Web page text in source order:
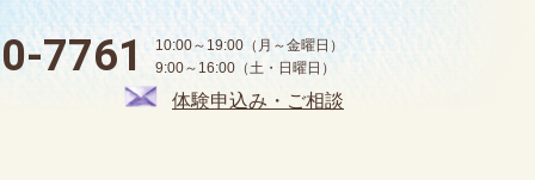
10:00～19:00（月～金曜日）
9:00～16:00（土・日曜日）
7761
体験申込み・ご相談